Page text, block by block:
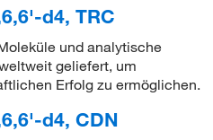
d4, TRC
und analytische
geliefert, um
Erfolg zu ermöglichen.
d4, CDN